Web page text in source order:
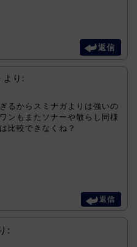
返信
より:
るからスミナガよりは強いの
ンもまたソナーや散らし同様
比較できなくね？
返信
: